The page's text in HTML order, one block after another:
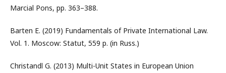
Marcial Pons, pp. 363–388.
Barten E. (2019) Fundamentals of Private International Law.
Vol. 1. Moscow: Statut, 559 p. (in Russ.)
Christandl G. (2013) Multi-Unit States in European Union